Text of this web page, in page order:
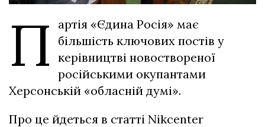
П
артія «Єдина Росія» має
більшість ключових постів у
керівництві новоствореної
російськими окупантами
Херсонській «обласній думі».
Про це йдеться в статті Nikcenter